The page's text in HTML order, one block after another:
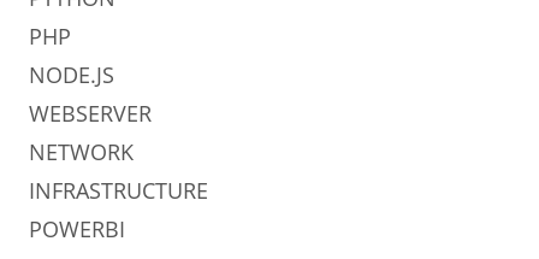
PHP
NODE.JS
WEBSERVER
NETWORK
INFRASTRUCTURE
POWERBI